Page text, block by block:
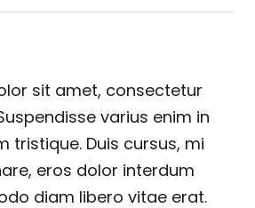
sit amet, consectetur
varius enim in
tristique. Duis cursus, mi
eros dolor interdum
diam libero vitae erat.